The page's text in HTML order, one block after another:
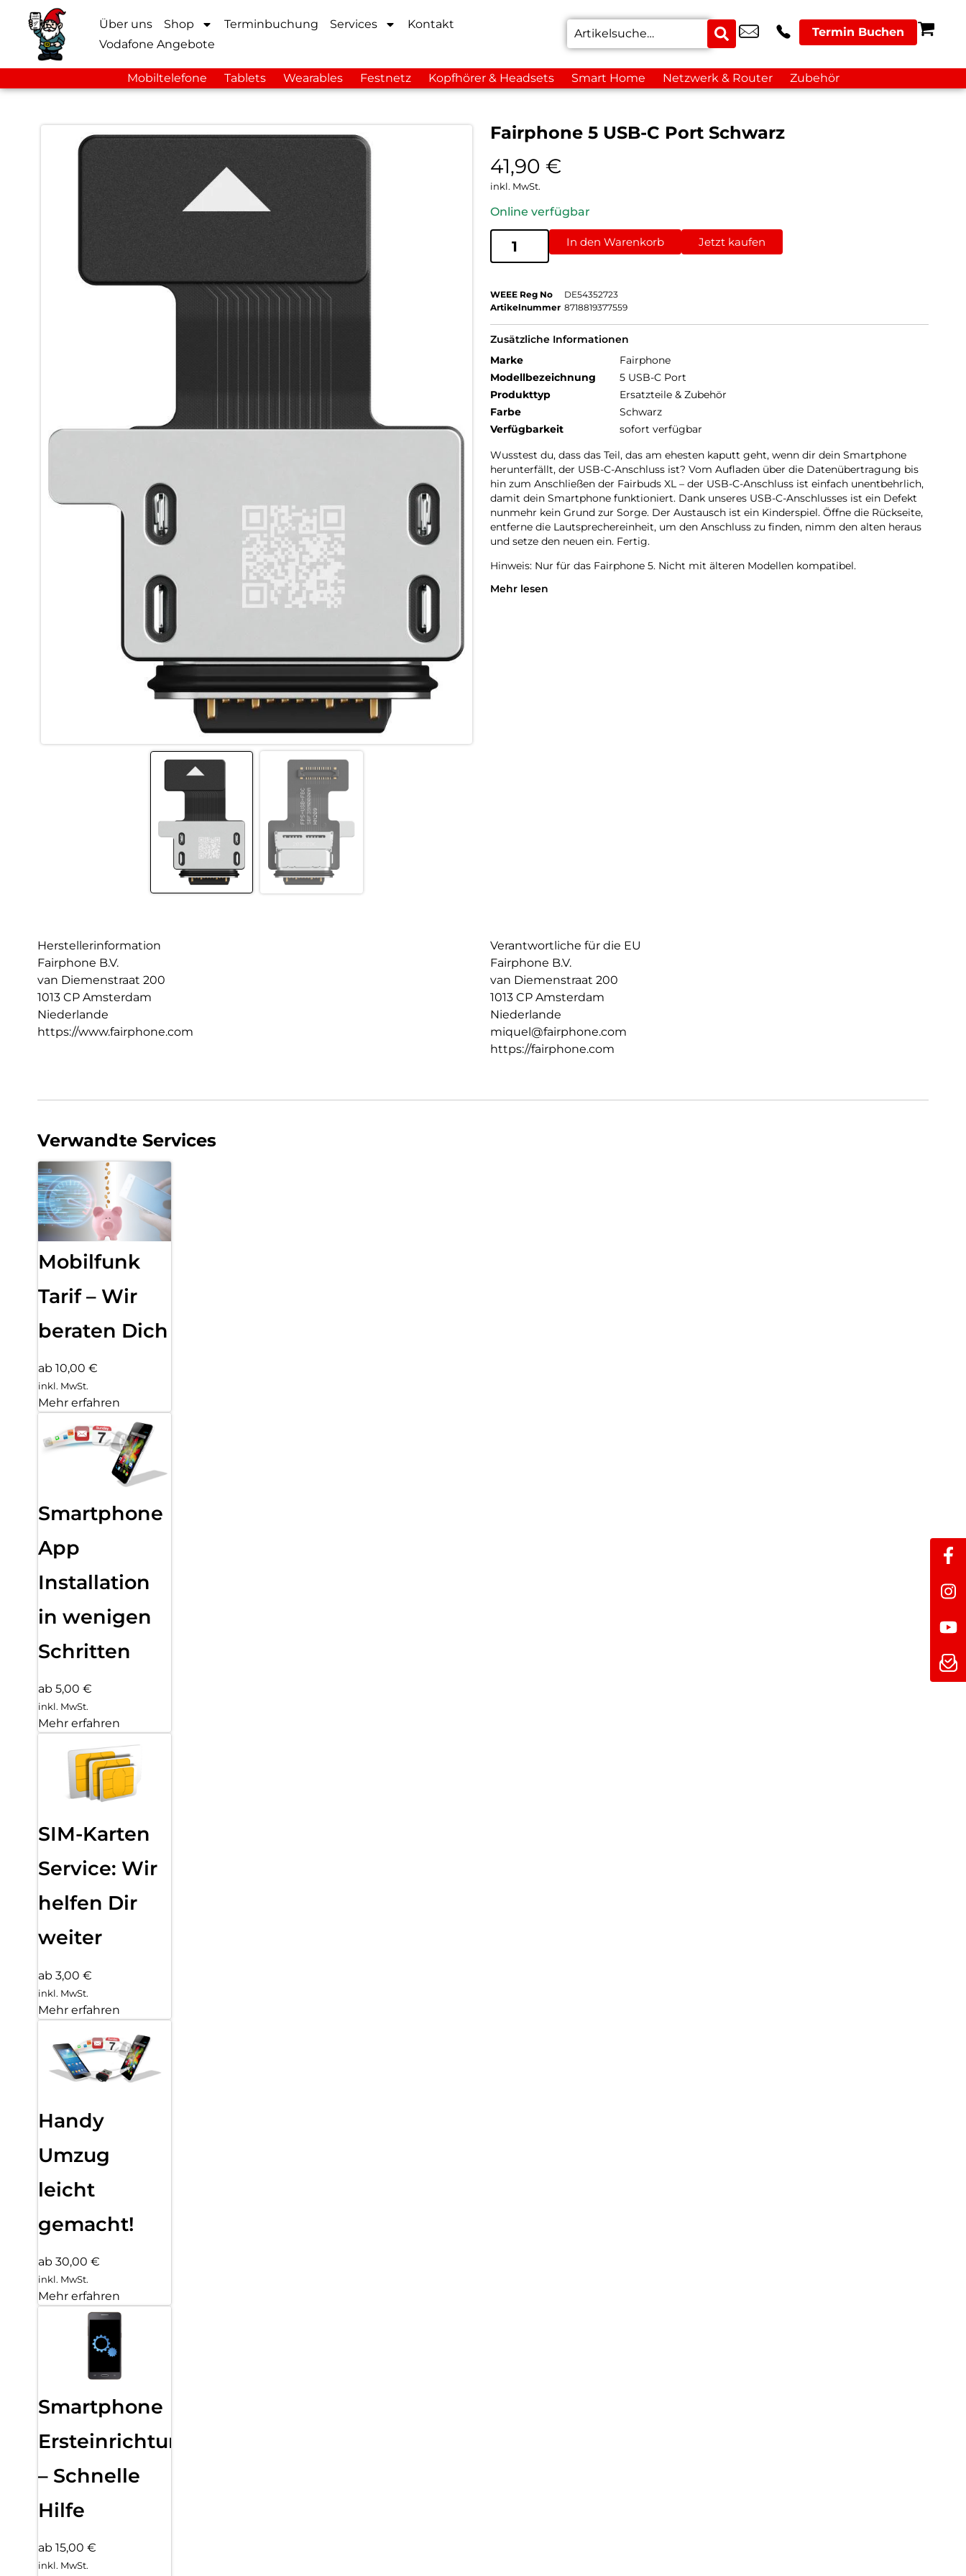
Über uns Shop Terminbuchung Services
Kontakt
Vodafone Angebote
Termin Buchen
Mobiltelefone Tablets Wearables Festnetz Kopfhörer & Headsets Smart Home Netzwerk & Router Zubehör
Fairphone 5 USB-C Port Schwarz
41,90 €
inkl. MwSt.
Online verfügbar
In den Warenkorb Jetzt kaufen
WEEE Reg No
DE54352723
Artikelnummer 8718819377559
Zusätzliche Informationen
Marke
Fairphone
Modellbezeichnung
5 USB-C Port
Produkttyp
Ersatzteile & Zubehör
Farbe
Schwarz
Verfügbarkeit
sofort verfügbar
Wusstest du, dass das Teil, das am ehesten kaputt geht, wenn dir dein Smartphone
herunterfällt, der USB-C-Anschluss ist? Vom Aufladen über die Datenübertragung bis
hin zum Anschließen der Fairbuds XL – der USB-C-Anschluss ist einfach unentbehrlich,
damit dein Smartphone funktioniert. Dank unseres USB-C-Anschlusses ist ein Defekt
nunmehr kein Grund zur Sorge. Der Austausch ist ein Kinderspiel. Öffne die Rückseite,
entferne die Lautsprechereinheit, um den Anschluss zu finden, nimm den alten heraus
und setze den neuen ein. Fertig.
Hinweis: Nur für das Fairphone 5. Nicht mit älteren Modellen kompatibel.
Mehr lesen
Herstellerinformation
Fairphone B.V.
van Diemenstraat 200
1013 CP Amsterdam
Niederlande
https://www.fairphone.com
Verantwortliche für die EU
Fairphone B.V.
van Diemenstraat 200
1013 CP Amsterdam
Niederlande
miquel@fairphone.com
https://fairphone.com
Verwandte Services
Mobilfunk
Tarif – Wir
beraten Dich
ab 10,00 €
inkl. MwSt.
Mehr erfahren
Smartphone
App
Installation
in wenigen
Schritten
ab 5,00 €
inkl. MwSt.
Mehr erfahren
SIM-Karten
Service: Wir
helfen Dir
weiter
ab 3,00 €
inkl. MwSt.
Mehr erfahren
Handy
Umzug
leicht
gemacht!
ab 30,00 €
inkl. MwSt.
Mehr erfahren
Smartphone
Ersteinrichtung
– Schnelle
Hilfe
ab 15,00 €
inkl. MwSt.